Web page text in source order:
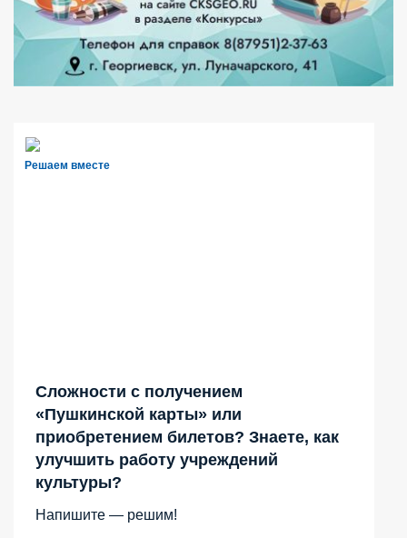
Решаем вместе
Сложности с получением
«Пушкинской карты» или
приобретением билетов? Знаете, как
улучшить работу учреждений
культуры?
Напишите — решим!